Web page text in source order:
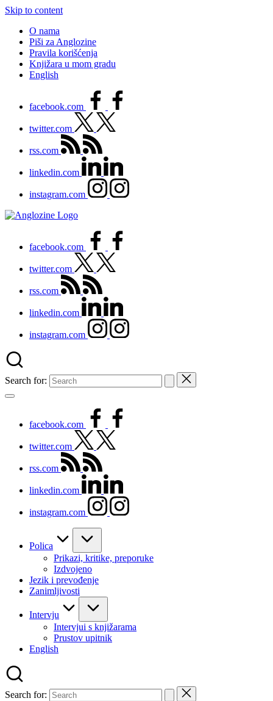
Skip to content
O nama
Piši za Anglozine
Pravila korišćenja
Knjižara u mom gradu
English
facebook.com
twitter.com
rss.com
linkedin.com
instagram.com
facebook.com
twitter.com
rss.com
linkedin.com
instagram.com
Search for:
facebook.com
twitter.com
rss.com
linkedin.com
instagram.com
Polica
Prikazi, kritike, preporuke
Izdvojeno
Jezik i prevođenje
Zanimljivosti
Intervju
Intervjui s knjižarama
Prustov upitnik
English
Search for: